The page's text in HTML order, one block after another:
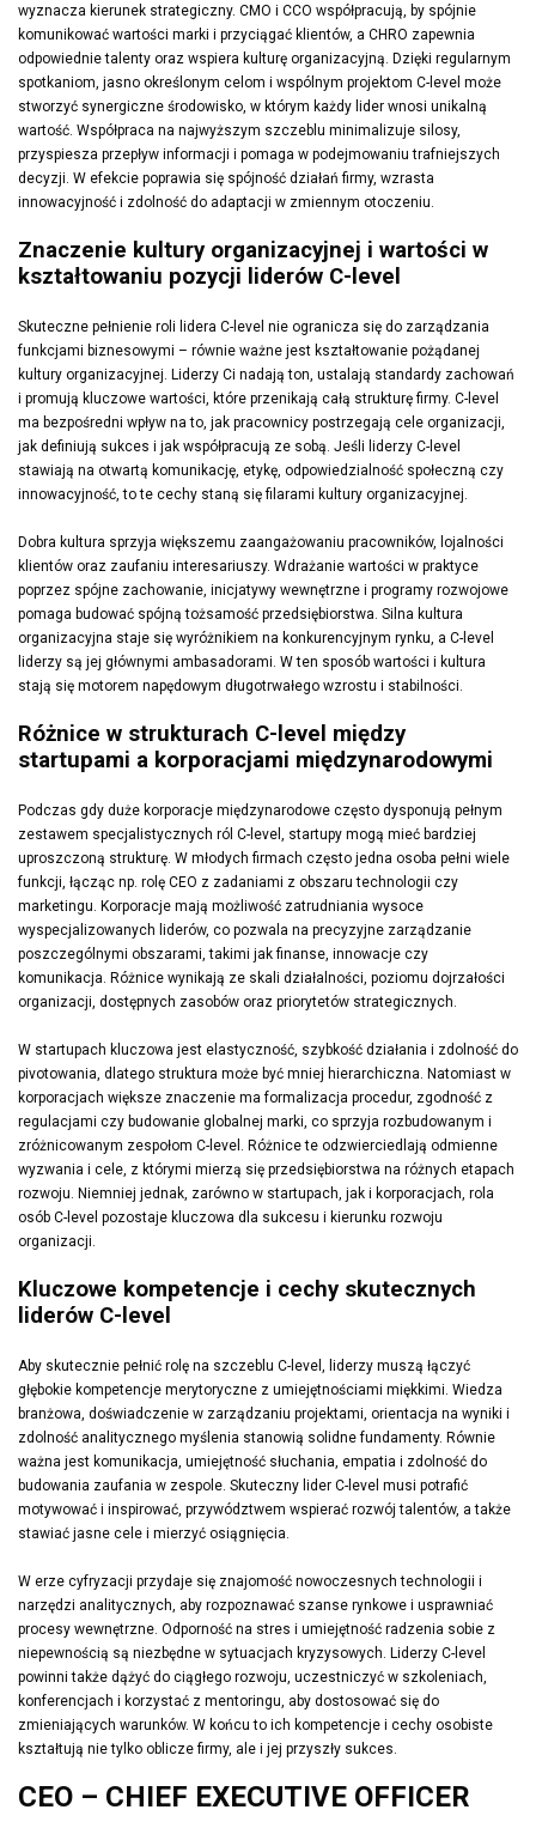
wyznacza kierunek strategiczny. CMO i CCO współpracują, by spójnie
komunikować wartości marki i przyciągać klientów, a CHRO zapewnia
odpowiednie talenty oraz wspiera kulturę organizacyjną. Dzięki regularnym
spotkaniom, jasno określonym celom i wspólnym projektom C-level może
stworzyć synergiczne środowisko, w którym każdy lider wnosi unikalną
wartość. Współpraca na najwyższym szczeblu minimalizuje silosy,
przyspiesza przepływ informacji i pomaga w podejmowaniu trafniejszych
decyzji. W efekcie poprawia się spójność działań firmy, wzrasta
innowacyjność i zdolność do adaptacji w zmiennym otoczeniu.
Znaczenie kultury organizacyjnej i wartości w
kształtowaniu pozycji liderów C-level
Skuteczne pełnienie roli lidera C-level nie ogranicza się do zarządzania
funkcjami biznesowymi – równie ważne jest kształtowanie pożądanej
kultury organizacyjnej. Liderzy Ci nadają ton, ustalają standardy zachowań
i promują kluczowe wartości, które przenikają całą strukturę firmy. C-level
ma bezpośredni wpływ na to, jak pracownicy postrzegają cele organizacji,
jak definiują sukces i jak współpracują ze sobą. Jeśli liderzy C-level
stawiają na otwartą komunikację, etykę, odpowiedzialność społeczną czy
innowacyjność, to te cechy staną się filarami kultury organizacyjnej.
Dobra kultura sprzyja większemu zaangażowaniu pracowników, lojalności
klientów oraz zaufaniu interesariuszy. Wdrażanie wartości w praktyce
poprzez spójne zachowanie, inicjatywy wewnętrzne i programy rozwojowe
pomaga budować spójną tożsamość przedsiębiorstwa. Silna kultura
organizacyjna staje się wyróżnikiem na konkurencyjnym rynku, a C-level
liderzy są jej głównymi ambasadorami. W ten sposób wartości i kultura
stają się motorem napędowym długotrwałego wzrostu i stabilności.
Różnice w strukturach C-level między
startupami a korporacjami międzynarodowymi
Podczas gdy duże korporacje międzynarodowe często dysponują pełnym
zestawem specjalistycznych ról C-level, startupy mogą mieć bardziej
uproszczoną strukturę. W młodych firmach często jedna osoba pełni wiele
funkcji, łącząc np. rolę CEO z zadaniami z obszaru technologii czy
marketingu. Korporacje mają możliwość zatrudniania wysoce
wyspecjalizowanych liderów, co pozwala na precyzyjne zarządzanie
poszczególnymi obszarami, takimi jak finanse, innowacje czy
komunikacja. Różnice wynikają ze skali działalności, poziomu dojrzałości
organizacji, dostępnych zasobów oraz priorytetów strategicznych.
W startupach kluczowa jest elastyczność, szybkość działania i zdolność do
pivotowania, dlatego struktura może być mniej hierarchiczna. Natomiast w
korporacjach większe znaczenie ma formalizacja procedur, zgodność z
regulacjami czy budowanie globalnej marki, co sprzyja rozbudowanym i
zróżnicowanym zespołom C-level. Różnice te odzwierciedlają odmienne
wyzwania i cele, z którymi mierzą się przedsiębiorstwa na różnych etapach
rozwoju. Niemniej jednak, zarówno w startupach, jak i korporacjach, rola
osób C-level pozostaje kluczowa dla sukcesu i kierunku rozwoju
organizacji.
Kluczowe kompetencje i cechy skutecznych
liderów C-level
Aby skutecznie pełnić rolę na szczeblu C-level, liderzy muszą łączyć
głębokie kompetencje merytoryczne z umiejętnościami miękkimi. Wiedza
branżowa, doświadczenie w zarządzaniu projektami, orientacja na wyniki i
zdolność analitycznego myślenia stanowią solidne fundamenty. Równie
ważna jest komunikacja, umiejętność słuchania, empatia i zdolność do
budowania zaufania w zespole. Skuteczny lider C-level musi potrafić
motywować i inspirować, przywództwem wspierać rozwój talentów, a także
stawiać jasne cele i mierzyć osiągnięcia.
W erze cyfryzacji przydaje się znajomość nowoczesnych technologii i
narzędzi analitycznych, aby rozpoznawać szanse rynkowe i usprawniać
procesy wewnętrzne. Odporność na stres i umiejętność radzenia sobie z
niepewnością są niezbędne w sytuacjach kryzysowych. Liderzy C-level
powinni także dążyć do ciągłego rozwoju, uczestniczyć w szkoleniach,
konferencjach i korzystać z mentoringu, aby dostosować się do
zmieniających warunków. W końcu to ich kompetencje i cechy osobiste
kształtują nie tylko oblicze firmy, ale i jej przyszły sukces.
CEO – CHIEF EXECUTIVE OFFICER